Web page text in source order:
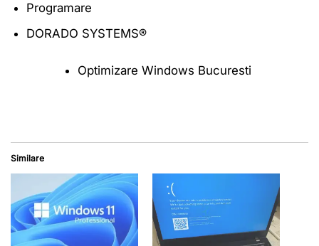
Programare
DORADO SYSTEMS®
Optimizare Windows Bucuresti
Similare